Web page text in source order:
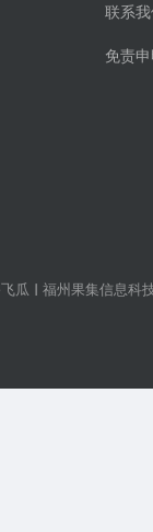
联系
免责
瓜 福州果集信息科